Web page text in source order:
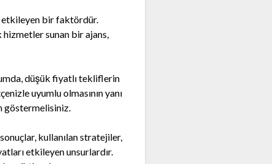
etkileyen bir faktördür.
sunan bir ajans,
düşük fiyatlı tekliflerin
uyumlu olmasının yanı
göstermelisiniz.
kullanılan stratejiler,
etkileyen unsurlardır.